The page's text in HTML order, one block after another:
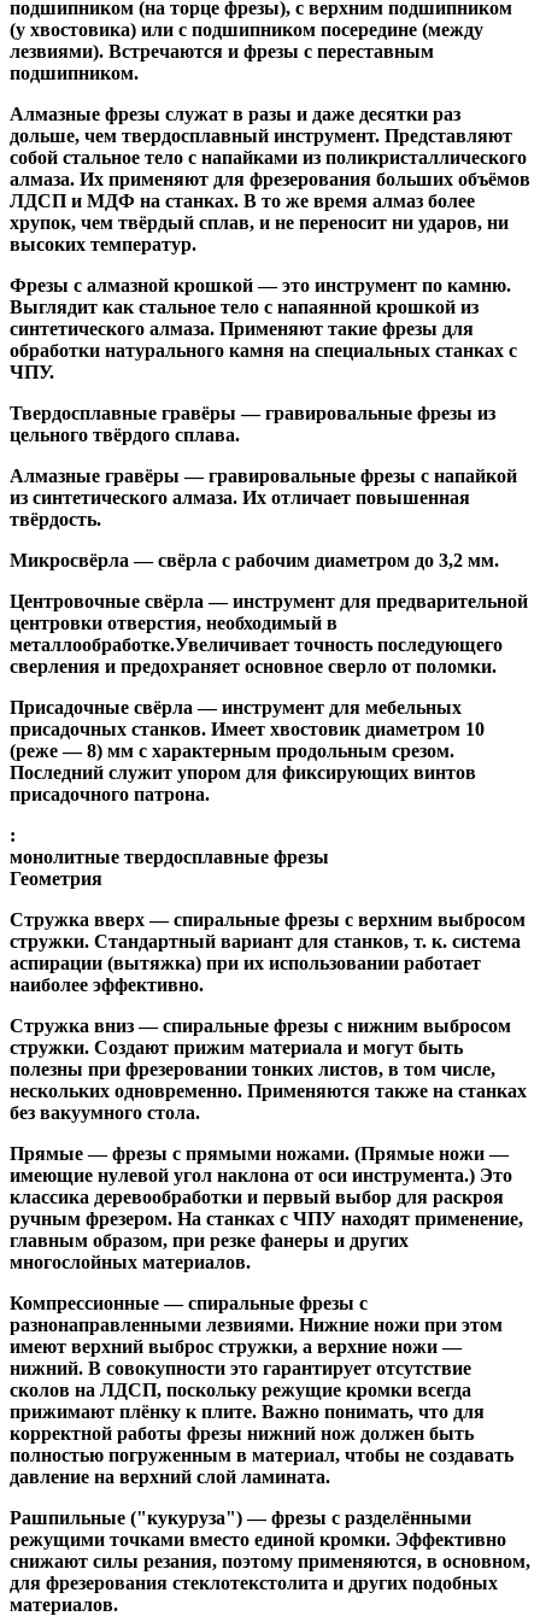
подшипником (на торце фрезы), с верхним подшипником
(у хвостовика) или с подшипником посередине (между
лезвиями). Встречаются и фрезы с переставным
подшипником.
Алмазные фрезы служат в разы и даже десятки раз
дольше, чем твердосплавный инструмент. Представляют
собой стальное тело с напайками из поликристаллического
алмаза. Их применяют для фрезерования больших объёмов
ЛДСП и МДФ на станках. В то же время алмаз более
хрупок, чем твёрдый сплав, и не переносит ни ударов, ни
высоких температур.
Фрезы с алмазной крошкой— это инструмент по камню.
Выглядит как стальное тело с напаянной крошкой из
синтетического алмаза. Применяют такие фрезы для
обработки натурального камня на специальных станках с
ЧПУ.
Твердосплавные гравёры — гравировальные фрезы из
цельного твёрдого сплава.
Алмазные гравёры — гравировальные фрезы с напайкой
из синтетического алмаза. Их отличает повышенная
твёрдость.
Микросвёрла — свёрла с рабочим диаметром до 3,2 мм.
Центровочные свёрла — инструмент для предварительной
центровки отверстия, необходимый в
металлообработке.Увеличивает точность последующего
сверления и предохраняет основное сверло от поломки.
Присадочные свёрла — инструмент для мебельных
присадочных станков. Имеет хвостовик диаметром 10
(реже — 8) мм с характерным продольным срезом.
Последний служит упором для фиксирующих винтов
присадочного патрона.
:
монолитные твердосплавные фрезы
Геометрия
Стружка вверх— спиральные фрезы с верхним выбросом
стружки. Стандартный вариант для станков, т. к. система
аспирации (вытяжка) при их использовании работает
наиболее эффективно.
Стружка вниз— спиральные фрезы с нижним выбросом
стружки. Создают прижим материала и могут быть
полезны при фрезеровании тонких листов, в том числе,
нескольких одновременно. Применяются также на станках
без вакуумного стола.
Прямые— фрезы с прямыми ножами. (Прямые ножи —
имеющие нулевой угол наклона от оси инструмента.) Это
классика деревообработки и первый выбор для раскроя
ручным фрезером. На станках с ЧПУ находят применение,
главным образом, при резке фанеры и других
многослойных материалов.
Компрессионные— спиральные фрезы с
разнонаправленными лезвиями. Нижние ножи при этом
имеют верхний выброс стружки, а верхние ножи —
нижний. В совокупности это гарантирует отсутствие
сколов на ЛДСП, поскольку режущие кромки всегда
прижимают плёнку к плите. Важно понимать, что для
корректной работы фрезы нижний нож должен быть
полностью погруженным в материал, чтобы не создавать
давление на верхний слой ламината.
Рашпильные ("кукуруза")— фрезы с разделёнными
режущими точками вместо единой кромки. Эффективно
снижают силы резания, поэтому применяются, в основном,
для фрезерования стеклотекстолита и других подобных
материалов.